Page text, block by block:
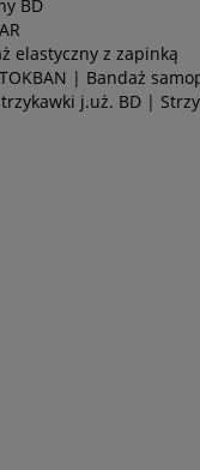
BD
elastyczny z zapinką
| Bandaż
j.uż. BD |